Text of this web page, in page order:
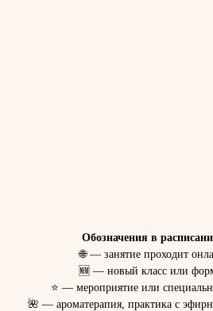
Обозначения в
🌐 — занятие проходит
🆕 — новый класс или
⭐ — мероприятие или
🌺 — ароматерапия, практика с